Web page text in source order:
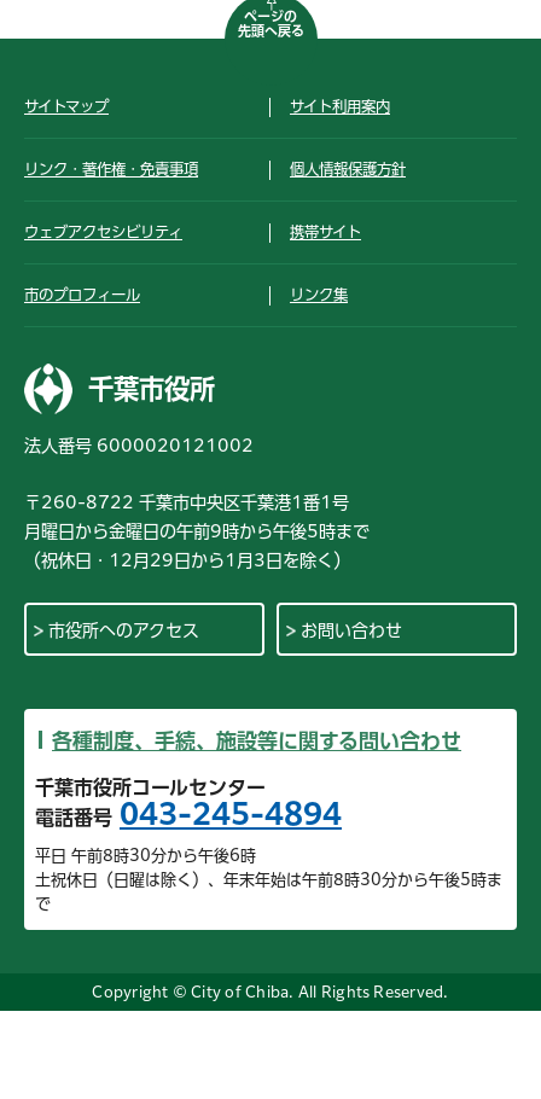
ページの
先頭へ戻る
サイトマップ サイト利用案内
リンク・著作権・免責事項 個人情報保護方針
ウェブアクセシビリティ 携帯サイト
市のプロフィール リンク集
千葉市役所
法人番号 6000020121002
〒260-8722 千葉市中央区千葉港1番1号
月曜日から金曜日の午前9時から午後5時まで
（祝休日・12月29日から1月3日を除く）
市役所へのアクセス お問い合わせ
各種制度、手続、施設等に関する問い合わせ
千葉市役所コールセンター
電話番号 043-245-4894
平日 午前8時30分から午後6時
土祝休日（日曜は除く）、年末年始は午前8時30分から午後5時ま
で
Copyright © City of Chiba. All Rights Reserved.